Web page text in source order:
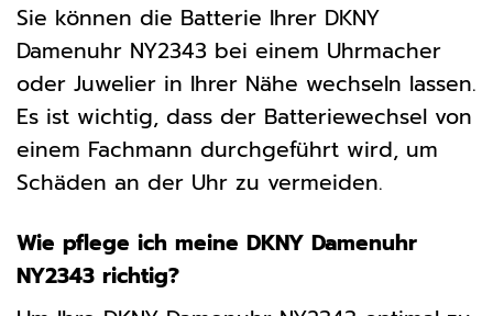
Sie können die Batterie Ihrer DKNY
Damenuhr NY2343 bei einem Uhrmacher
oder Juwelier in Ihrer Nähe wechseln lassen.
Es ist wichtig, dass der Batteriewechsel von
einem Fachmann durchgeführt wird, um
Schäden an der Uhr zu vermeiden.
Wie pflege ich meine DKNY Damenuhr
NY2343 richtig?